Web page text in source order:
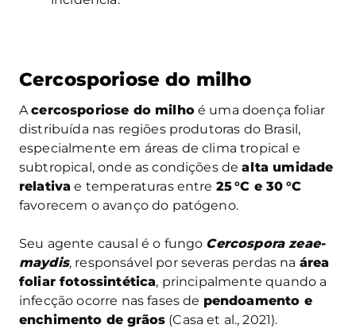
Cercosporiose do milho
Acercosporiose do milhoé uma doença foliar
distribuída nas regiões produtoras do Brasil,
especialmente em áreas de clima tropical e
subtropical, onde as condições dealta umidade
relativa e temperaturas entre 25 °C e 30 °C
favorecem o avanço do patógeno.
Seu agente causal é o fungo Cercospora zeae-
maydis, responsável por severas perdas na área
foliar fotossintética, principalmente quando a
infecção ocorre nas fases de pendoamento e
enchimento de grãos (Casa et al., 2021).